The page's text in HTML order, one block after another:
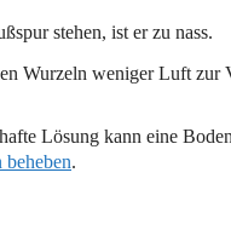
stehen, ist er zu nass.
Wurzeln weniger Luft zur
Lösung kann eine
beheben.